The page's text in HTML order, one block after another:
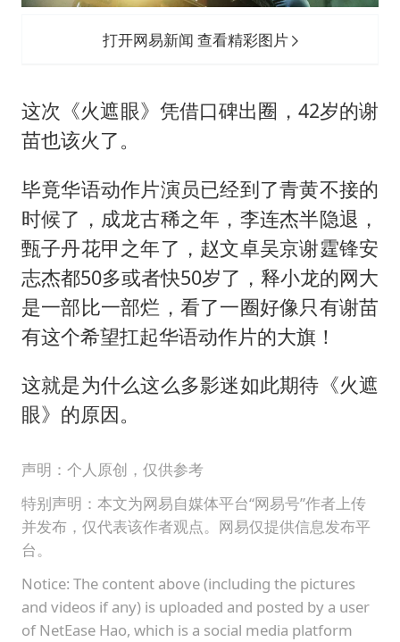
打开网易新闻 查看精彩图片
这次《火遮眼》凭借口碑出圈，42岁的谢
苗也该火了。
毕竟华语动作片演员已经到了青黄不接的
时候了，成龙古稀之年，李连杰半隐退，
甄子丹花甲之年了，赵文卓吴京谢霆锋安
志杰都50多或者快50岁了，释小龙的网大
是一部比一部烂，看了一圈好像只有谢苗
有这个希望扛起华语动作片的大旗！
这就是为什么这么多影迷如此期待《火遮
眼》的原因。
声明：个人原创，仅供参考
特别声明：本文为网易自媒体平台“网易号”作者上传
并发布，仅代表该作者观点。网易仅提供信息发布平
台。
Notice: The content above (including the pictures
and videos if any) is uploaded and posted by a user
of NetEase Hao, which is a social media platform